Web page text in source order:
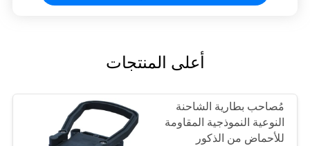
أعلى المنتجات
مُصاحب بطارية الشاحنة
النوعية النموذجية المقاومة
للأحماض من الذكور